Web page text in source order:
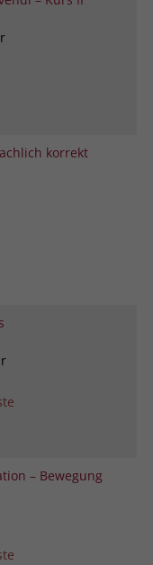
korrekt
– Bewegung